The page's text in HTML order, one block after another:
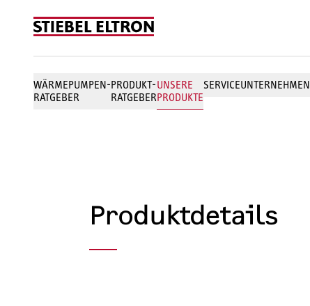
WÄRMEPUMPEN-
RATGEBER
PRODUKT-
RATGEBER
UNSERE
PRODUKTE
SERVICEUNTERNEHMEN
Produktdetails